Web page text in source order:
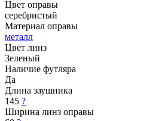
Цвет оправы
серебристый
Материал оправы
металл
Цвет линз
Зеленый
Наличие футляра
Да
Длина заушника
145 ?
Ширина линз оправы